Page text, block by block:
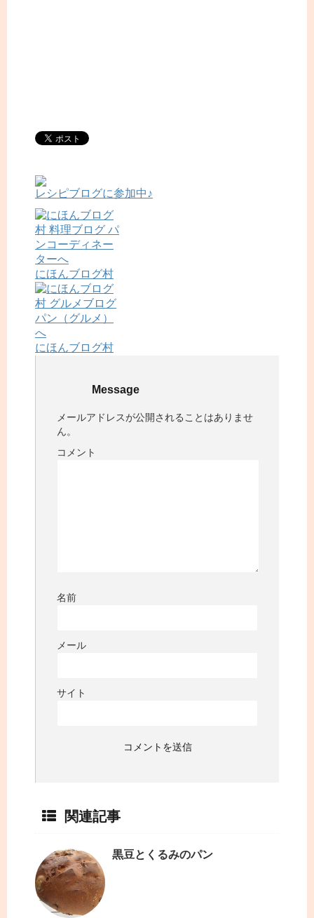
レシピブログに参加中♪
にほんブログ村
にほんブログ村
Message
メールアドレスが公開されることはありませ
ん。
コメント
名前
メール
サイト
関連記事
黒豆とくるみのパン